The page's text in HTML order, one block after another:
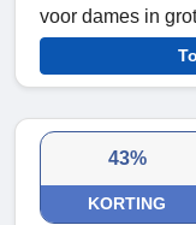
voor dames in
43%
KORTING